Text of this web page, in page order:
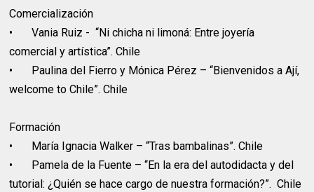
Comercialización
•
Vania Ruiz - “Ni chicha ni limoná: Entre joyería
comercial y artística”. Chile
•
Paulina del Fierro y Mónica Pérez – “Bienvenidos a Ají,
welcome to Chile”. Chile
Formación
•
María Ignacia Walker – “Tras bambalinas”. Chile
•
Pamela de la Fuente – “En la era del autodidacta y del
tutorial: ¿Quién se hace cargo de nuestra formación?”. Chile